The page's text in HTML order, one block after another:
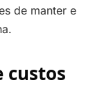
de manter e
custos